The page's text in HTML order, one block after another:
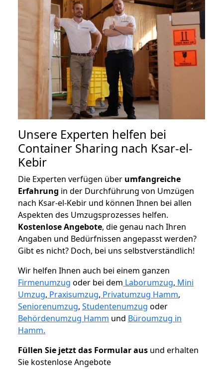
Unsere Experten helfen bei
Container Sharing nach Ksar-el-
Kebir
Die Experten verfügen über umfangreiche
Erfahrung in der Durchführung von Umzügen
nach Ksar-el-Kebir und können Ihnen bei allen
Aspekten des Umzugsprozesses helfen.
Kostenlose Angebote, die genau nach Ihren
Angaben und Bedürfnissen angepasst werden?
Gibt es nicht? Doch, bei uns selbstverständlich!
Wir helfen Ihnen auch bei einem ganzen
Firmenumzug oder bei dem Laborumzug, Mini
Umzug, Praxisumzug, Privatumzug Hamm,
Seniorenumzug, Studentenumzug oder
Behördenumzug Hamm und Büroumzug in
Hamm.
Füllen Sie jetzt das Formular aus und erhalten
Sie kostenlose Angebote